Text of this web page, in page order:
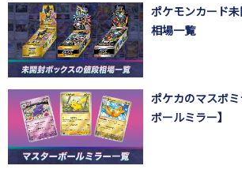
ポケモンカード
相場一覧
ポケカのマスボ
ボールミラー】